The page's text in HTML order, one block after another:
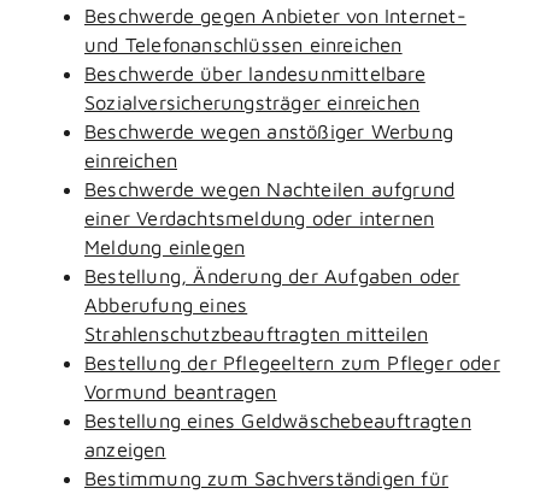
Beschwerde gegen Anbieter von Internet-
und Telefonanschlüssen einreichen
Beschwerde über landesunmittelbare
Sozialversicherungsträger einreichen
Beschwerde wegen anstößiger Werbung
einreichen
Beschwerde wegen Nachteilen aufgrund
einer Verdachtsmeldung oder internen
Meldung einlegen
Bestellung, Änderung der Aufgaben oder
Abberufung eines
Strahlenschutzbeauftragten mitteilen
Bestellung der Pflegeeltern zum Pfleger oder
Vormund beantragen
Bestellung eines Geldwäschebeauftragten
anzeigen
Bestimmung zum Sachverständigen für